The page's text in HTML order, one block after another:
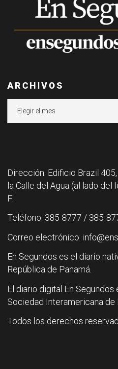
ARCHIVOS
Dirección: Edificio Brazil
la Calle del Agua (al lado del
F.
Teléfono: 385-8777 / 385-
Correo electrónico:
En Segundos es el diario
República de Panamá.
El diario digital En
Sociedad Interamericana de
Todos los derechos